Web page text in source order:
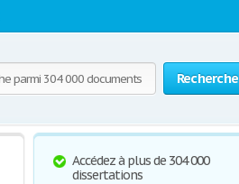
Recherche
Accédez à plus de 304 000
dissertations